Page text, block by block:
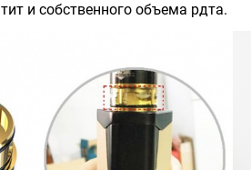
и собственного объема рдта.